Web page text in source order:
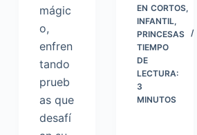
mágic
o,
enfren
tando
prueb
as que
desafí
EN CORTOS,
INFANTIL,
PRINCESAS
TIEMPO
DE
LECTURA:
3
MINUTOS